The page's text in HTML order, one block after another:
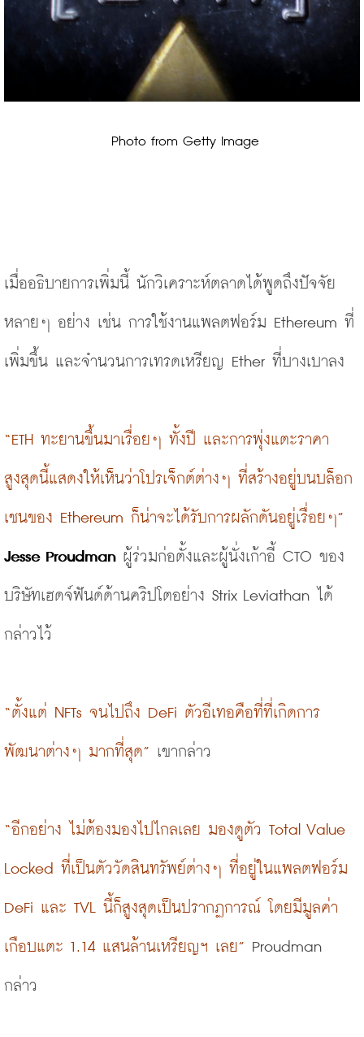
Photo from Getty Image
เมื่ออธิบายการเพิ่มนี้ นักวิเคราะห์ตลาดได้พูดถึงปัจจัย
หลายๆ อย่าง เช่น การใช้งานแพลตฟอร์ม Ethereum ที่
เพิ่มขึ้น และจำนวนการเทรดเหรียญ Ether ที่บางเบาลง
“ETH ทะยานขึ้นมาเรื่อยๆ ทั้งปี และการพุ่งแตะราคา
สูงสุดนี้แสดงให้เห็นว่าโปรเจ็กต์ต่างๆ ที่สร้างอยู่บนบล็อก
เชนของ ​Ethereum ก็น่าจะได้รับการผลักดันอยู่เรื่อยๆ”
Jesse Proudman ผู้ร่วมก่อตั้งและผู้นั่งเก้าอี้ CTO ของ
บริษัทเฮดจ์ฟันด์ด้านคริปโตอย่าง Strix Leviathan ได้
กล่าวไว้
“ตั้งแต่ NFTs จนไปถึง DeFi ตัวอีเทอคือที่ที่เกิดการ
พัฒนาต่างๆ มากที่สุด” เขากล่าว
“อีกอย่าง ไม่ต้องมองไปไกลเลย มองดูตัว Total Value
Locked ที่เป็นตัววัดสินทรัพย์ต่างๆ ที่อยู่ในแพลตฟอร์ม
DeFi และ TVL นี้ก็สูงสุดเป็นปรากฏการณ์​ โดยมีมูลค่า
เกือบแตะ 1.14 แสนล้านเหรียญฯ เลย” Proudman
กล่าว